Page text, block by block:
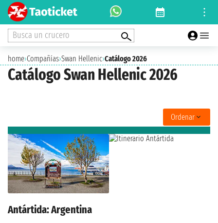
Busca un crucero
home›Compañías›Swan Hellenic›Catálogo 2026
Catálogo Swan Hellenic 2026
Ordenar
Antártida: Argentina